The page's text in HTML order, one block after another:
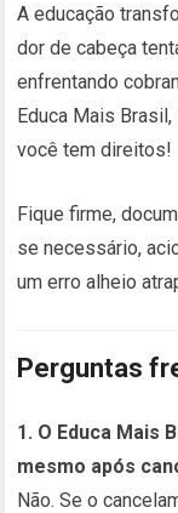
A educação
dor de cabeça
enfrentando
Educa Mais
você tem direitos!
Fique firme,
se necessário,
um erro alheio
Perguntas
1. O Educa Mais
mesmo após
Não. Se o